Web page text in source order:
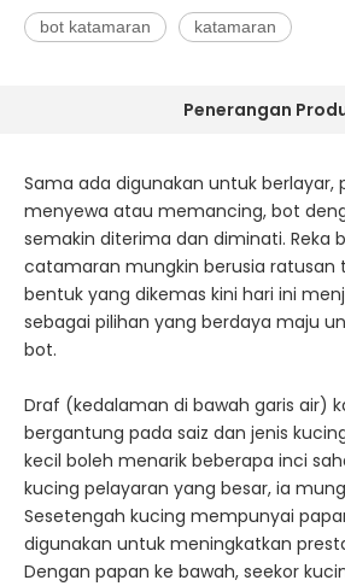
bot katamaran katamaran
Penerangan
Sama ada digunakan untuk berlayar,
menyewa atau memancing, bot
semakin diterima dan diminati. Reka
catamaran mungkin berusia ratusan
bentuk yang dikemas kini hari ini
sebagai pilihan yang berdaya maju
bot.
Draf (kedalaman di bawah garis air)
bergantung pada saiz dan jenis
kecil boleh menarik beberapa inci
kucing pelayaran yang besar, ia
Sesetengah kucing mempunyai
digunakan untuk meningkatkan
Dengan papan ke bawah, seekor